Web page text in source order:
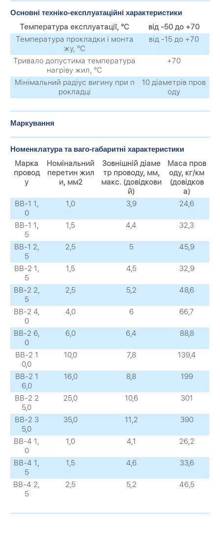
Основні техніко-експлуатаційні характеристики
Температура експлуатації, °С
від -50 до +70
Температура прокладки і монта
жу, °С
від -15 до +70
Тривало допустима температура
нагріву жил, °С
+70
Мінімальний радіус вигину при п
рокладці
10 діаметрів пров
оду
Маркування
Номенклатура та ваго-габаритні характеристики
Марка
провод
у
Номінальний
перетин жил
и, мм2
Зовнішній діаме
тр проводу, мм,
макс. (довідкови
й)
Маса пров
оду, кг/км
(довідков
а)
ВВ-1 1,
0
1,0 3,9 24,6
ВВ-1 1,
5
1,5 4,4 32,3
ВВ-1 2,
5
2,5 5 45,9
ВВ-2 1,
5
1,5 4,5 32,9
ВВ-2 2,
5
2,5 5,2 48,6
ВВ-2 4,
0
4,0 6 66,7
ВВ-2 6,
0
6,0 6,4 88,8
ВВ-2 1
0,0
10,0 7,8 139,4
ВВ-2 1
6,0
16,0 8,8 199
ВВ-2 2
5,0
25,0 10,6 301
ВВ-2 3
5,0
35,0 11,2 390
ВВ-4 1,
0
1,0 4,1 26,2
ВВ-4 1,
5
1,5 4,6 33,6
ВВ-4 2,
5
2,5 5,2 46,5